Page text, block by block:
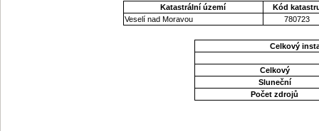
Katastrální území
Kód
Veselí nad Moravou
780723
Celkový
Celkový
Sluneční
Počet zdrojů